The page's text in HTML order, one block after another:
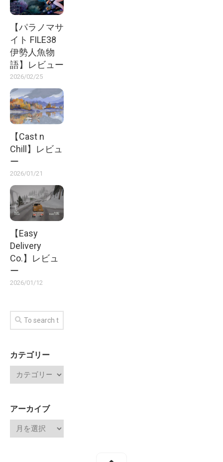
【パラノマサ
イト FILE38
伊勢人魚物
語】レビュー
2026/02/25
【Cast n
Chill】レビュ
ー
2026/01/21
【Easy
Delivery
Co.】レビュ
ー
2026/01/12
カテゴリー
アーカイブ